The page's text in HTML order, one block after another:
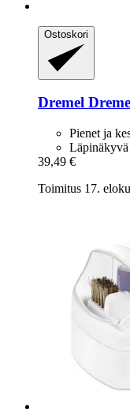
Ostoskori
Dremel
Pienet ja
Läpinäkyvä
39,49 €
Toimitus 17.